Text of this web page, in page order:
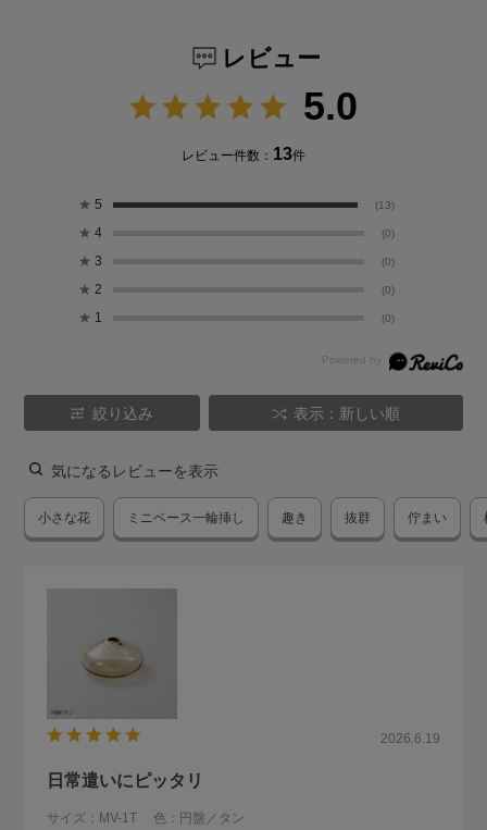
レビュー
5.0
レビュー件数： 13件
★ 5 (13)
★ 4 (0)
★ 3 (0)
★ 2 (0)
★ 1 (0)
絞り込み 表示：新しい順
気になるレビューを表示
小さな花 ミニベース一輪挿し 趣き 抜群 佇まい
2026.6.19
日常遣いにピッタリ
サイズ：MV-1T 色：円盤／タン